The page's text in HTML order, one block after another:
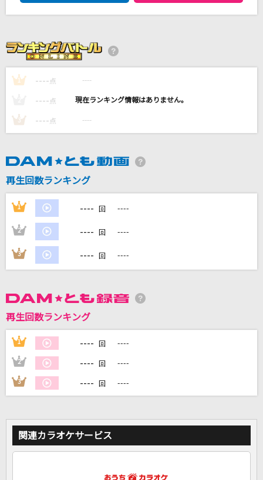
グ・アンド・ワインディング・ロード]
感電(ビデオクリップバージョン)
米津玄師
Overdose
カラオケ最新情報をチェック！
カラオケをもっと楽しもう！
1 ---- 点 ----
---- 点 ----
3 ---- 点 ----
再生回数ランキング
1 ---- 回 ----
2 ---- 回 ----
3 ---- 回 ----
再生回数ランキング
1 ---- 回 ----
2 ---- 回 ----
3 ---- 回 ----
関連カラオケサービス